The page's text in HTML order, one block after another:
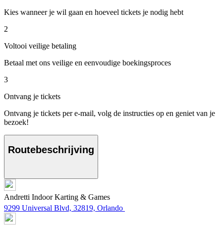
Kies wanneer je wil gaan en hoeveel tickets je nodig hebt
2
Voltooi veilige betaling
Betaal met ons veilige en eenvoudige boekingsproces
3
Ontvang je tickets
Ontvang je tickets per e-mail, volg de instructies op en geniet van je
bezoek!
Routebeschrijving
Andretti Indoor Karting & Games
9299 Universal Blvd, 32819, Orlando